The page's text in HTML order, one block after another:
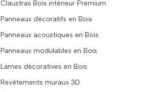
Claustras Bois intérieur Premium
Panneaux décoratifs en Bois
Panneaux acoustiques en Bois
Panneaux modulables en Bois
Lames décoratives en Bois
Revêtements muraux 3D